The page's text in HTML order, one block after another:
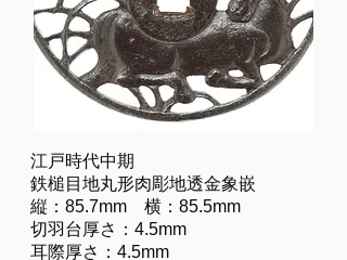
江戸時代中期
鉄槌目地丸形肉彫地透金象嵌
縦：85.7mm 横：85.5mm
切羽台厚さ：4.5mm
耳際厚さ：4.5mm